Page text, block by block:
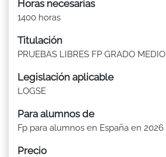
Horas necesarias
1400 horas
Titulación
PRUEBAS LIBRES FP GRADO MEDIO
Legislación aplicable
LOGSE
Para alumnos de
Fp para alumnos en España en 2026
Precio